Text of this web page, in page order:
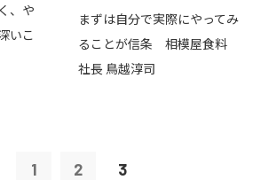
、や
いこ
まずは自分で実際にやってみ
ることが信条 相模屋食料
社長 鳥越淳司
1 2 3